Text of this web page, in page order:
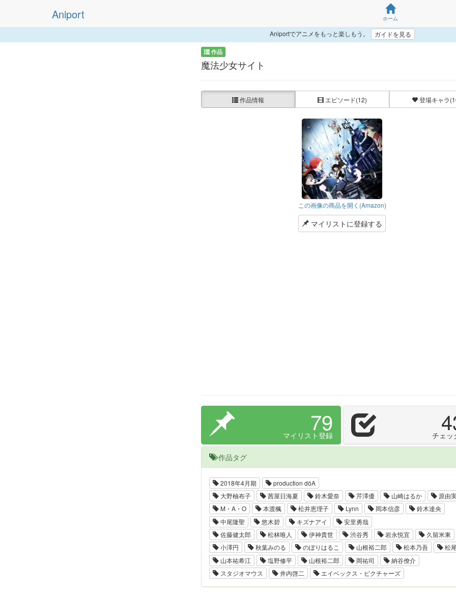
Aniport ホーム
Aniportでアニメをもっと楽しもう。 ガイドを見る
作品
魔法少女サイト
作品情報 エピソード(12) 登場キャラ
この画像の商品を開く(Amazon)
マイリストに登録する
79
マイリスト登録 チェッ
作品タグ
2018年4月期
production dóA
大野柚布子
茜屋日海夏 鈴木愛奈 芹澤優 山崎はるか
原由
M・A・O
本渡楓 松井恵理子 Lynn 岡本信彦
鈴木達央
中尾隆聖
悠木碧 キズナアイ
安里勇哉
佐藤健太郎
松林唯人 伊神貴世 渋谷秀 岩永悦宜
久留米東
小澤円
秋葉みのる のぼりはるこ 山根裕二郎 松本乃吾
松
山本祐希江
塩野修平 山根裕二郎 岡祐司
納谷僚介
スタジオマウス
井内啓二 エイベックス・ピクチャーズ